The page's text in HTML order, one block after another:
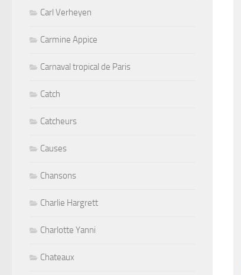
Carl Verheyen
Carmine Appice
Carnaval tropical de Paris
Catch
Catcheurs
Causes
Chansons
Charlie Hargrett
Charlotte Yanni
Chateaux